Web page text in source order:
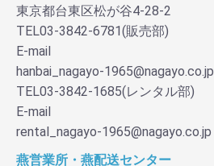
東京都台東区松が谷4-28-2
TEL03-3842-6781(販売部)
E-mail
hanbai_nagayo-1965@nagayo.co.jp
TEL03-3842-1685(レンタル部)
E-mail
rental_nagayo-1965@nagayo.co.jp
燕営業所・燕配送センター